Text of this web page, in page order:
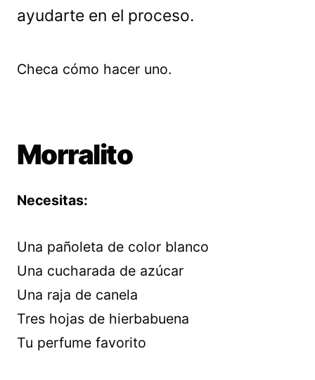
ayudarte en el proceso.
Checa cómo hacer uno.
Morralito
Necesitas:
Una pañoleta de color blanco
Una cucharada de azúcar
Una raja de canela
Tres hojas de hierbabuena
Tu perfume favorito